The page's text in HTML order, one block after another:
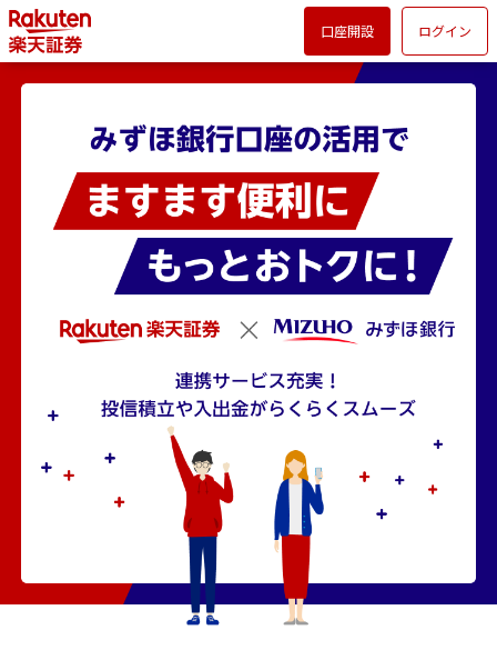
口座開設 ログイン